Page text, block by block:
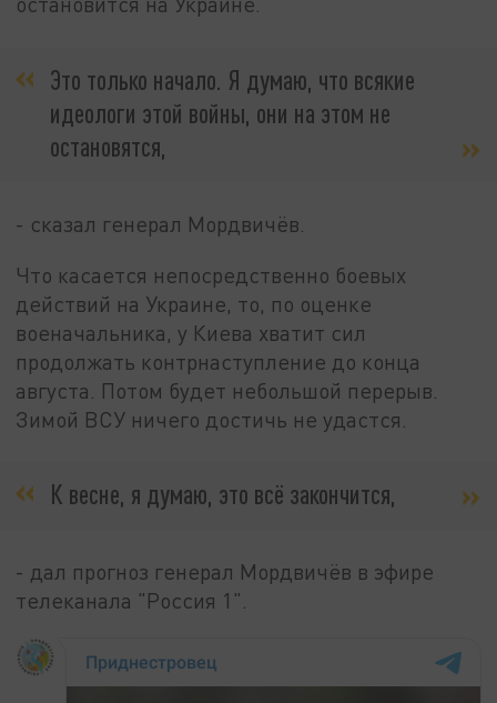
Это только начало. Я думаю, что всякие
идеологи этой войны, они на этом не
остановятся,
- сказал генерал Мордвичёв.
Что касается непосредственно боевых
действий на Украине, то, по оценке
военачальника, у Киева хватит сил
продолжать контрнаступление до конца
августа. Потом будет небольшой перерыв.
Зимой ВСУ ничего достичь не удастся.
К весне, я думаю, это всё закончится,
- дал прогноз генерал Мордвичёв в эфире
телеканала "Россия 1".